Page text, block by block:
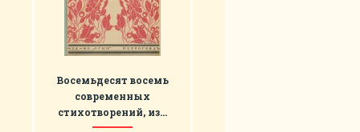
Восемьдесят восемь
современных
стихотворений, из…